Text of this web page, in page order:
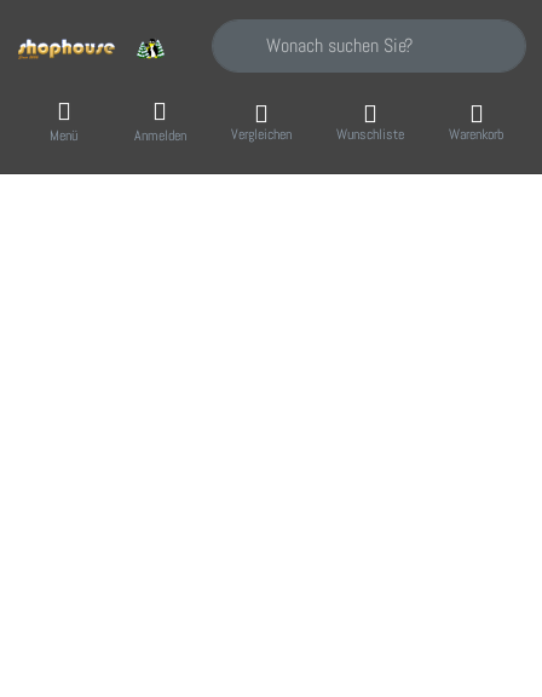
Geben Sie einen Suchbegriff ein. Während
Menü Anmelden Vergleichen Wunschliste Warenkorb